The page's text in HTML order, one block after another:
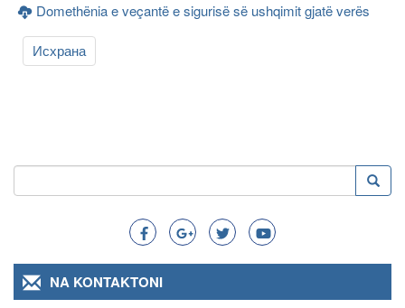
Domethënia e veçantë e sigurisë së ushqimit gjatë verës
Исхрана
Search
Kërko Kërko
NA KONTAKTONI